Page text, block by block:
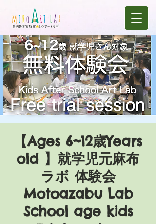
【Ages 6~12歳Years
old 】就学児元麻布
ラボ 体験会
Motoazabu Lab
School age kids